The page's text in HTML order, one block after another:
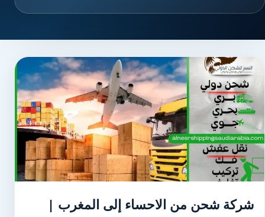
شركة شحن من الاحساء إلى المغرب |